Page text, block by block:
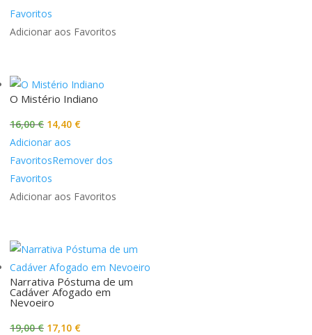
era:
17,00 €.15,30 €.
Favoritos
Adicionar aos Favoritos
O Mistério Indiano
16,00€ O
preço
original
era:
16,00 €.
14,40 €O
atual
14,40 €.
Adicionar aos
FavoritosRemover dos
Favoritos
Adicionar aos Favoritos
Narrativa Póstuma de um
Cadáver Afogado em
Nevoeiro
19,00€ O
17,10 €O